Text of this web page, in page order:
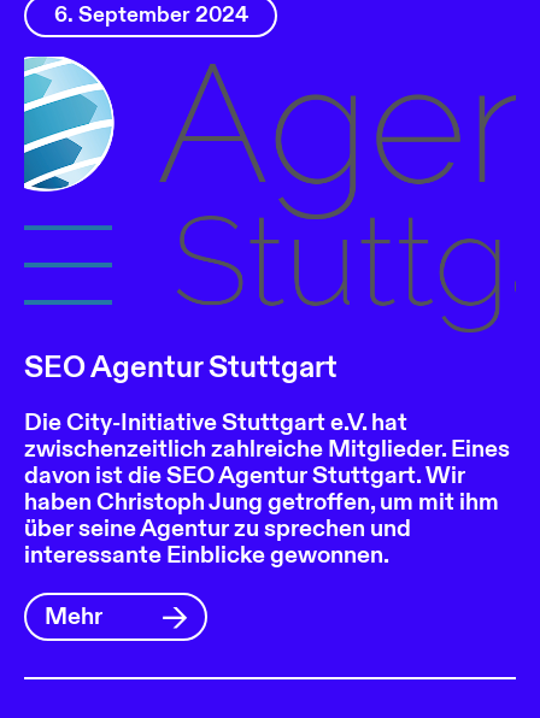
6. September 2024
SEO Agentur Stuttgart
Die City-Initiative Stuttgart e.V. hat
zwischenzeitlich zahlreiche Mitglieder. Eines
davon ist die SEO Agentur Stuttgart. Wir
haben Christoph Jung getroffen, um mit ihm
über seine Agentur zu sprechen und
interessante Einblicke gewonnen.
Mehr